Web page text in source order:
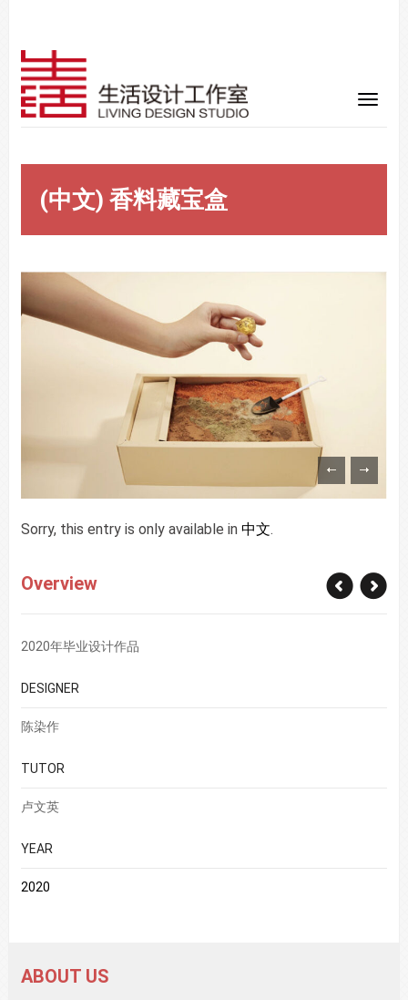
(中文) 香料藏宝盒
Sorry, this entry is only available in 中文.
Overview
2020年毕业设计作品
DESIGNER
陈染作
TUTOR
卢文英
YEAR
2020
ABOUT US